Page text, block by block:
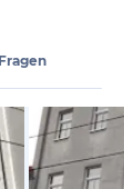
Fragen